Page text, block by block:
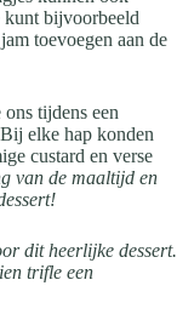
kunt bijvoorbeeld
toevoegen aan de
tijdens een
elke hap konden
custard en verse
van de maaltijd en
dit heerlijke dessert.
trifle een